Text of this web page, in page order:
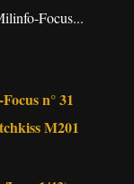
Focus...
n° 31
M201